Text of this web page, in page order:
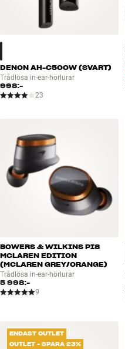
DENON AH-C500W (SVART)
Trådlösa in-ear-hörlurar
998:-
23
BOWERS & WILKINS PI8
MCLAREN EDITION
(MCLAREN GREY/ORANGE)
Trådlösa in-ear-hörlurar
5 998:-
9
ENDAST OUTLET
OUTLET - SPARA 23%